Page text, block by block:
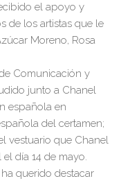
el apoyo y
de los artistas que le
Moreno, Rosa
Comunicación y
junto a Chanel
española en
a del certamen;
vestuario que Chanel
día 14 de mayo.
ha querido destacar